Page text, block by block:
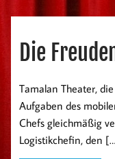
Die
Tamalan Theater,
Aufgaben des
Chefs gleichmäßig
Logistikchefin, den